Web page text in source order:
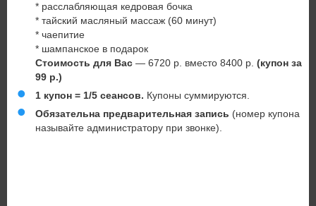
* расслабляющая кедровая бочка
* тайский масляный массаж (60 минут)
* чаепитие
* шампанское в подарок
Стоимость для Вас — 6720 р. вместо 8400 р. (купон за
99 р.)
1 купон = 1/5 сеансов. Купоны суммируются.
Обязательна предварительная запись (номер купона
называйте администратору при звонке).